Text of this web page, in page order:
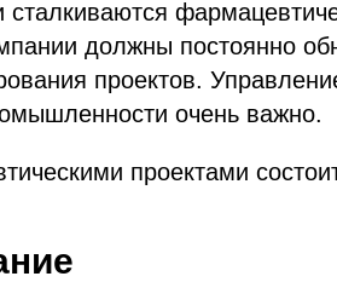
должны постоянно
проектов.
очень важно.
проектами